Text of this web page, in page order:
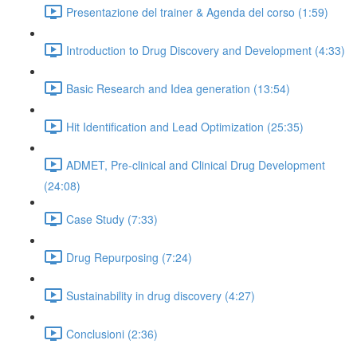
Presentazione del trainer & Agenda del corso (1:59)
Introduction to Drug Discovery and Development (4:33)
Basic Research and Idea generation (13:54)
Hit Identification and Lead Optimization (25:35)
ADMET, Pre-clinical and Clinical Drug Development
(24:08)
Case Study (7:33)
Drug Repurposing (7:24)
Sustainability in drug discovery (4:27)
Conclusioni (2:36)